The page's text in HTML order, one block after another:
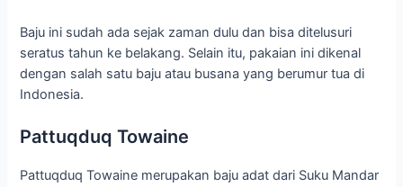
Baju ini sudah ada sejak zaman dulu dan bisa ditelusuri
seratus tahun ke belakang. Selain itu, pakaian ini dikenal
dengan salah satu baju atau busana yang berumur tua di
Indonesia.
Pattuqduq Towaine
Pattuqduq Towaine merupakan baju adat dari Suku Mandar